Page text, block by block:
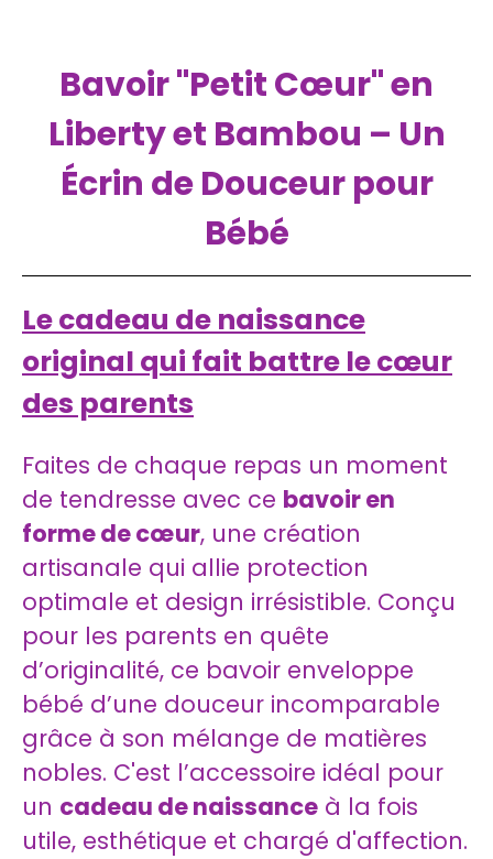
Bavoir "Petit Cœur" en
Liberty et Bambou – Un
Écrin de Douceur pour
Bébé
Le cadeau de naissance
original qui fait battre le cœur
des parents
Faites de chaque repas un moment
de tendresse avec ce bavoir en
forme de cœur, une création
artisanale qui allie protection
optimale et design irrésistible. Conçu
pour les parents en quête
d’originalité, ce bavoir enveloppe
bébé d’une douceur incomparable
grâce à son mélange de matières
nobles. C'est l’accessoire idéal pour
un cadeau de naissance à la fois
utile, esthétique et chargé d'affection.